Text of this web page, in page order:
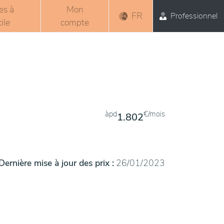
à
Mon
compte
FR Professionnel
àpd1.802€/mois
mise à jour des prix : 26/01/2023